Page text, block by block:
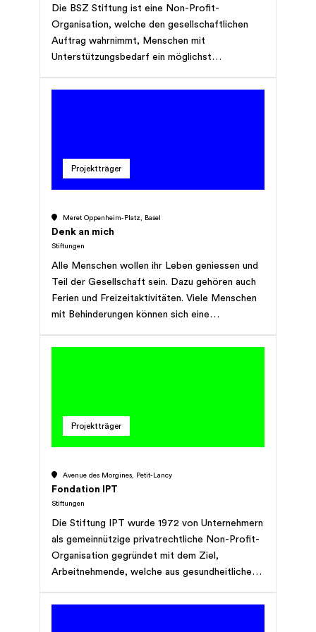
Kinder mit und ohne Beeinträchtigung.
Die BSZ Stiftung ist eine Non-Profit-
Organisation, welche den gesellschaftlichen
Auftrag wahrnimmt, Menschen mit
Unterstützungsbedarf ein möglichst
sie agogisch zu begleiten. Die BSZ Stiftung
sinnstiftend, fördern die Eigenständigkeit und
Angehörige und Familien. Sei es aus
gesundheitlichen oder anderen Gründen, es gibt
Situationen und Bereiche im Leben, in denen
eine bedarfsgerechte Unterstützung notwendig
ist, damit Teilhabe gelingt.
Projektträger
Meret Oppenheim-Platz, Basel
Denk an mich
Stiftungen
Alle Menschen wollen ihr Leben geniessen und
Teil der Gesellschaft sein. Dazu gehören auch
Ferien und Freizeitaktivitäten. Viele Menschen
mit Behinderungen können sich eine
Denk an mich schliesst diese Lücke,
Projektträger
Avenue des Morgines, Petit-Lancy
Fondation IPT
Stiftungen
Die Stiftung IPT wurde 1972 von Unternehmern
als gemeinnützige privatrechtliche Non-Profit-
Organisation gegründet mit dem Ziel,
Arbeitnehmende, welche aus gesundheitlichen
konnten, bei der Suche nach einer passenden